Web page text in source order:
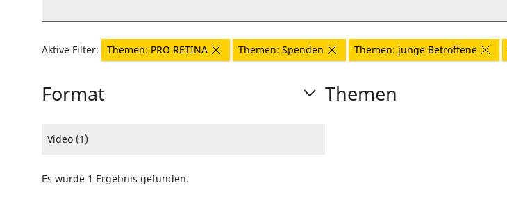
Aktive Filter: Themen: PRO RETINA Themen: Spenden Themen: junge Betroffene
Format
Video (1)
Themen
Es wurde 1 Ergebnis gefunden.